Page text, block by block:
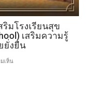
ริมโรงเรียนสุข
เสริมความรู้
ยั่งยืน
เห็น